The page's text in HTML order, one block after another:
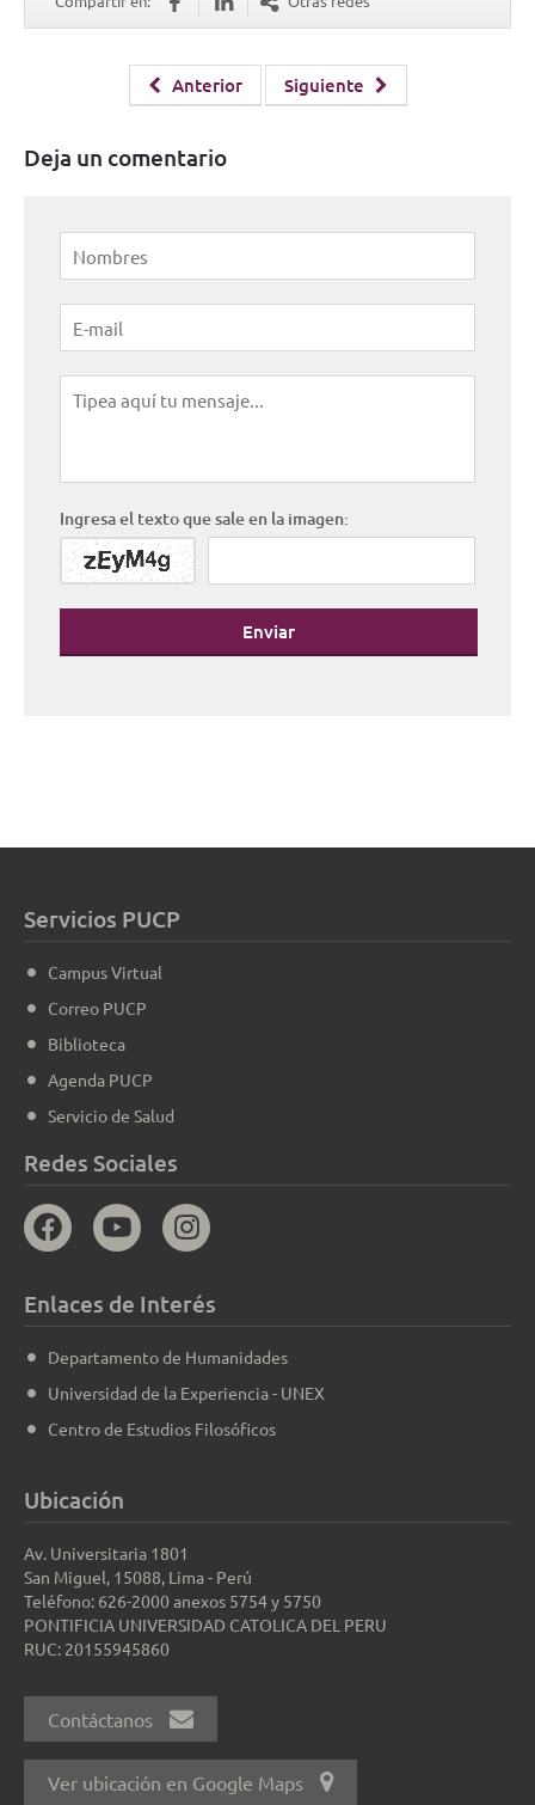
Anterior Siguiente
Deja un comentario
Ingresa el texto que sale en la imagen:
Enviar
Servicios PUCP
Campus Virtual
Correo PUCP
Biblioteca
Agenda PUCP
Servicio de Salud
Redes Sociales
Enlaces de Interés
Departamento de Humanidades
Universidad de la Experiencia - UNEX
Centro de Estudios Filosóficos
Ubicación
Av. Universitaria 1801
San Miguel, 15088, Lima - Perú
Teléfono: 626-2000 anexos 5754 y 5750
PONTIFICIA UNIVERSIDAD CATOLICA DEL PERU
RUC: 20155945860
Contáctanos
Ver ubicación en Google Maps